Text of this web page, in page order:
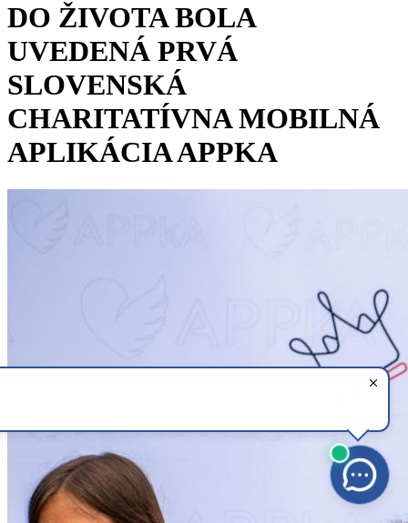
DO ŽIVOTA BOLA
UVEDENÁ PRVÁ
SLOVENSKÁ
CHARITATÍVNA MOBILNÁ
APLIKÁCIA APPKA